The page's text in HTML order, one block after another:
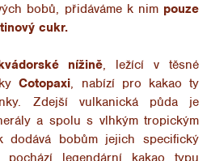
bobů, přidáváme k nimpouze
cukr.
nížině, ležící v těsné
Cotopaxi, nabízí pro kakao ty
Zdejší vulkanická půda je
a spolu s vlhkým tropickým
dodává bobům jejich specifický